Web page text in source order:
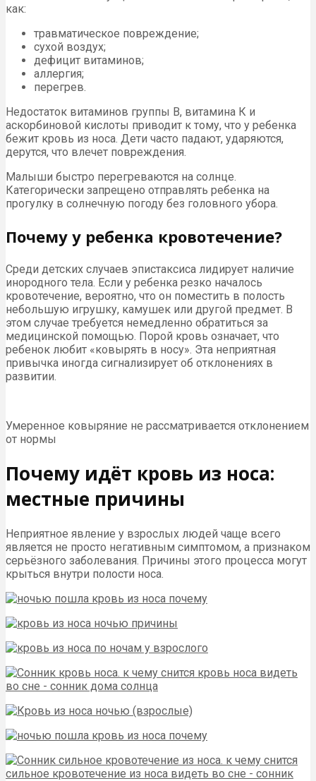
как:
травматическое повреждение;
сухой воздух;
дефицит витаминов;
аллергия;
перегрев.
Недостаток витаминов группы В, витамина К и
аскорбиновой кислоты приводит к тому, что у ребенка
бежит кровь из носа. Дети часто падают, ударяются,
дерутся, что влечет повреждения.
Малыши быстро перегреваются на солнце.
Категорически запрещено отправлять ребенка на
прогулку в солнечную погоду без головного убора.
Почему у ребенка кровотечение?
Среди детских случаев эпистаксиса лидирует наличие
инородного тела. Если у ребенка резко началось
кровотечение, вероятно, что он поместить в полость
небольшую игрушку, камушек или другой предмет. В
этом случае требуется немедленно обратиться за
медицинской помощью. Порой кровь означает, что
ребенок любит «ковырять в носу». Эта неприятная
привычка иногда сигнализирует об отклонениях в
развитии.
Умеренное ковыряние не рассматривается отклонением
от нормы
Почему идёт кровь из носа:
местные причины
Неприятное явление у взрослых людей чаще всего
является не просто негативным симптомом, а признаком
серьёзного заболевания. Причины этого процесса могут
крыться внутри полости носа.